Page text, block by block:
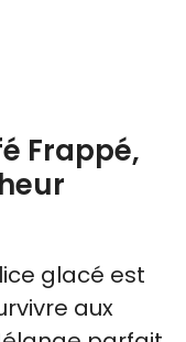
Frappé,
glacé est
aux